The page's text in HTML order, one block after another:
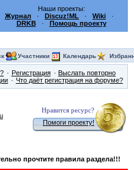
Наши проекты:
Журнал · Discuz!ML · Wiki ·
DRKB· Помощь проекту
Участники Календарь
Регистрация
Выслать повторно
Что даёт регистрация на форуме?
Нравится ресурс?
Помоги проекту!